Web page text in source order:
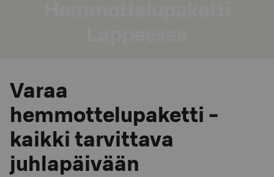
Varaa
hemmottelupaketti -
kaikki tarvittava
juhlapäivään